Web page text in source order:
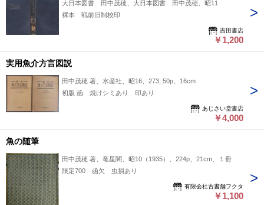
大日本図書 田中茂穂、大日本図書 田中茂穂、昭11
裸本 戦前旧制校印
吉田書店
￥1,200
実用魚介方言図説
田中茂穂 著、水産社、昭16、273, 50p、16cm
初版 函 焼けシミあり 印あり
あじさい堂書店
￥4,000
魚の随筆
田中茂穂 著、竜星閣、昭10（1935）、224p、21cm、１冊
限定700 函欠 虫損あり
有限会社古書舗フクタ
￥1,100